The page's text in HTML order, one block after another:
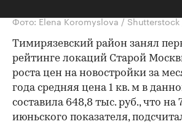
Фото: Elena Koromyslova / Shutterstock
Тимирязевский район занял
рейтинге локаций Старой
роста цен на новостройки за
года средняя цена 1 кв. м в
составила 648,8 тыс. руб., что на
июньского показателя,